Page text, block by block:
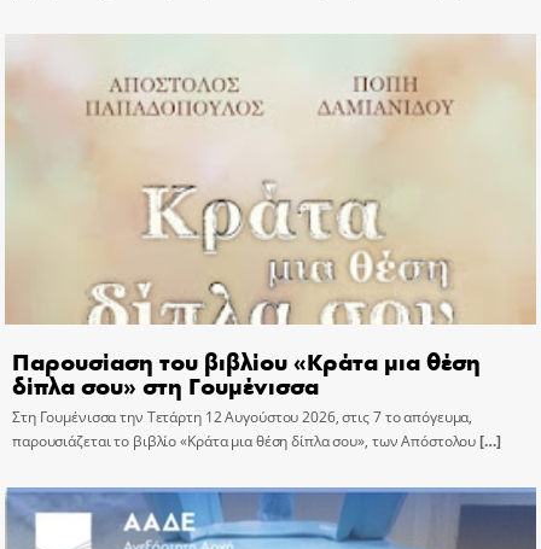
Παρουσίαση του βιβλίου «Κράτα μια θέση
δίπλα σου» στη Γουμένισσα
Στη Γουμένισσα την Τετάρτη 12 Αυγούστου 2026, στις 7 το απόγευμα,
παρουσιάζεται το βιβλίο «Κράτα μια θέση δίπλα σου», των Απόστολου[…]